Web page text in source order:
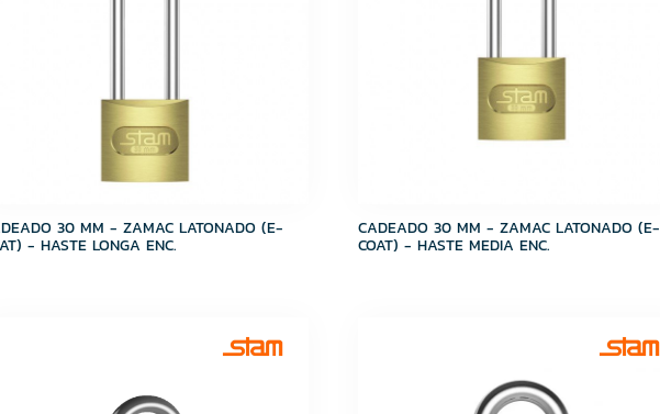
30 MM - ZAMAC LATONADO (E-
- HASTE LONGA ENC.
CADEADO 30 MM - ZAMAC LATONADO (E-
COAT) - HASTE MEDIA ENC.